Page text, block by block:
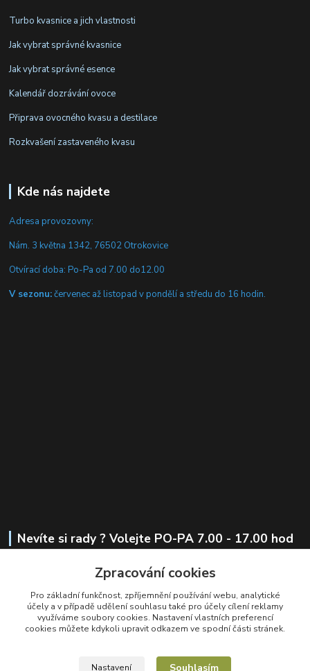
Turbo kvasnice a jich vlastnosti
Jak vybrat správné kvasnice
Jak vybrat správné esence
Kalendář dozrávání ovoce
Připrava ovocného kvasu a destilace
Rozkvašení zastaveného kvasu
Kde nás najdete
Adresa provozovny:
Nám. 3 května 1342, 76502 Otrokovice
Otvírací doba: Po-Pa od 7.00 do12.00
V sezonu:červenec až listopad v pondělí a středu do 16 hodin.
Nevíte si rady ? Volejte PO-PA 7.00 - 17.00 hod
+420 721 441 419
obchod@alkoholesence.cz
Zpracování cookies
Pro základní funkčnost, zpříjemnění používání webu, analytické
účely a v případě udělení souhlasu také pro účely cílení reklamy
využíváme soubory cookies. Nastavení vlastních preferencí
cookies můžete kdykoli upravit odkazem ve spodní části stránek.
Nastavení Souhlasím